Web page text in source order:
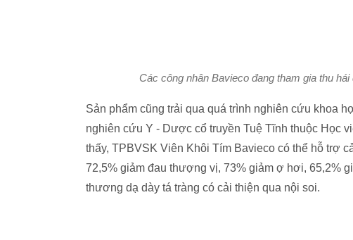
Các công nhân Bavieco đang tham gia thu
Sản phẩm cũng trải qua quá trình nghiên cứu khoa
nghiên cứu Y - Dược cổ truyền Tuệ Tĩnh thuộc Học
thấy, TPBVSK Viên Khôi Tím Bavieco có thể hỗ trợ
72,5% giảm đau thượng vị, 73% giảm ợ hơi, 65,2%
thương dạ dày tá tràng có cải thiện qua nội soi.